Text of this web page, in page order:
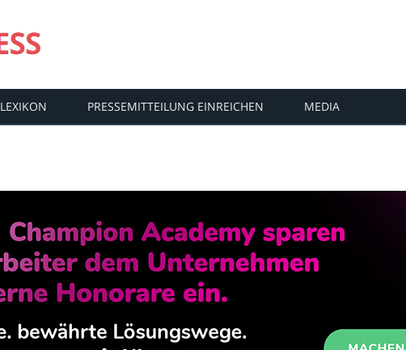
LEXIKON PRESSEMITTEILUNG EINREICHEN MEDIA